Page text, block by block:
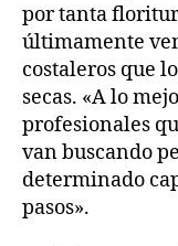
por tanta
últimamente
costaleros que
secas. «A lo
profesionales
van buscando
determinado
pasos».